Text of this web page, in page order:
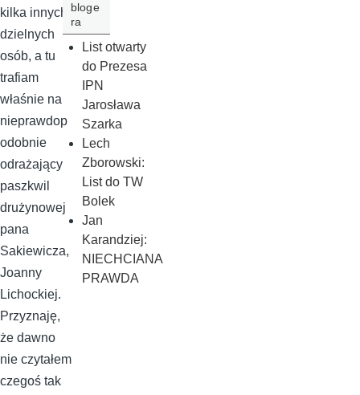
kilka innych
dzielnych
osób, a tu
trafiam
właśnie na
nieprawdop
odobnie
odrażający
paszkwil
drużynowej
pana
Sakiewicza,
Joanny
Lichockiej.
Przyznaję,
że dawno
nie czytałem
czegoś tak
bloge
ra
List otwarty
do Prezesa
IPN
Jarosława
Szarka
Lech
Zborowski:
List do TW
Bolek
Jan
Karandziej:
NIECHCIANA
PRAWDA